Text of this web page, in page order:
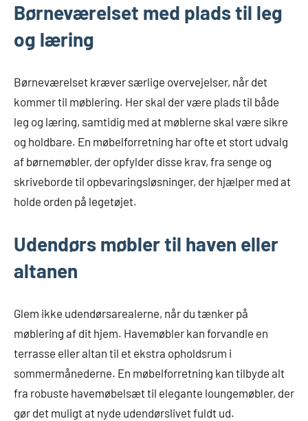
Børneværelset med plads til leg
og læring
Børneværelset kræver særlige overvejelser, når det
kommer til møblering. Her skal der være plads til både
leg og læring, samtidig med at møblerne skal være sikre
og holdbare. En møbelforretning har ofte et stort udvalg
af børnemøbler, der opfylder disse krav, fra senge og
skriveborde til opbevaringsløsninger, der hjælper med at
holde orden på legetøjet.
Udendørs møbler til haven eller
altanen
Glem ikke udendørsarealerne, når du tænker på
møblering af dit hjem. Havemøbler kan forvandle en
terrasse eller altan til et ekstra opholdsrum i
sommermånederne. En møbelforretning kan tilbyde alt
fra robuste havemøbelsæt til elegante loungemøbler, der
gør det muligt at nyde udendørslivet fuldt ud.